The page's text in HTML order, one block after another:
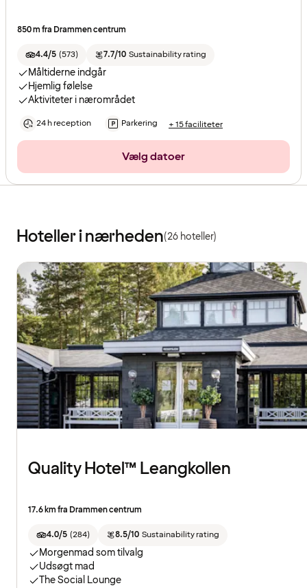
850 m fra Drammen centrum
4.4/5 (573) 7.7/10 Sustainability rating
Måltiderne indgår
Hjemlig følelse
Aktiviteter i nærområdet
24 h reception Parkering + 15 faciliteter
Vælg datoer
Hoteller i nærheden(26 hoteller)
Quality Hotel™ Leangkollen
17.6 km fra Drammen centrum
4.0/5 (284) 8.5/10 Sustainability rating
Morgenmad som tilvalg
Udsøgt mad
The Social Lounge